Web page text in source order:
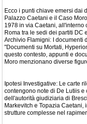
Ecco i punti chiave emersi dai
Palazzo Caetani e il Caso
1978 in via Caetani, all'interno
Roma tra le sedi dei partiti DC
Archivio Flamigni: I documenti
"Documenti su Mortati,
questo contesto, appunti e
Moro menzionano diverse
Ipotesi Investigative: Le carte
contengono note di De Lutiis
dell'autorità giudiziaria di
Markevitch e Topazia
strutture complesse nel